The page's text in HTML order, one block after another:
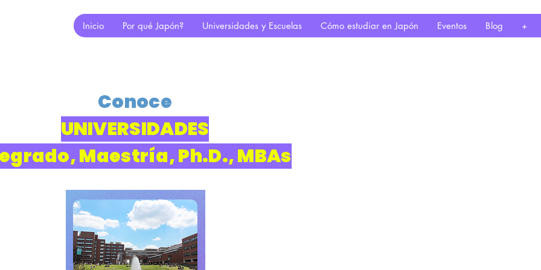
Inicio Por qué Japón? Universidades y Escuelas Cómo estudiar en Japón Eventos Blog +
Conoce
UNIVERSIDADES
Maestría, Ph.D., MBAs